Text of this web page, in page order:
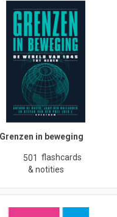
Grenzen in beweging
501 flashcards
& notities